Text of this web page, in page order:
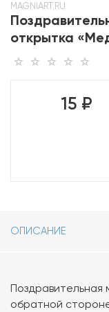
MAGNIART.RU
открытка
15 ₽
ОПИСАНИЕ
Поздравительная
обратной